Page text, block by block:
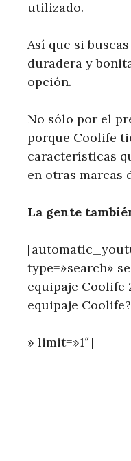
utilizado.
Así que si
duradera y
opción.
No sólo por el
porque Coolife
características
en otras marcas
La gente
type=»search»
equipaje Coolife
equipaje Coolife?
» limit=»1″]